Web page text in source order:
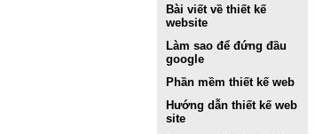
Bài viết về thiết kế
website
Làm sao để đứng đầu
google
Phần mềm thiết kế web
Hướng dẫn thiết kế web
site